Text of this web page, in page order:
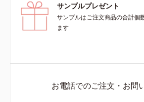
サンプルプレゼント
サンプルはご注文商品の合計個
ます
お電話でのご注文・お問